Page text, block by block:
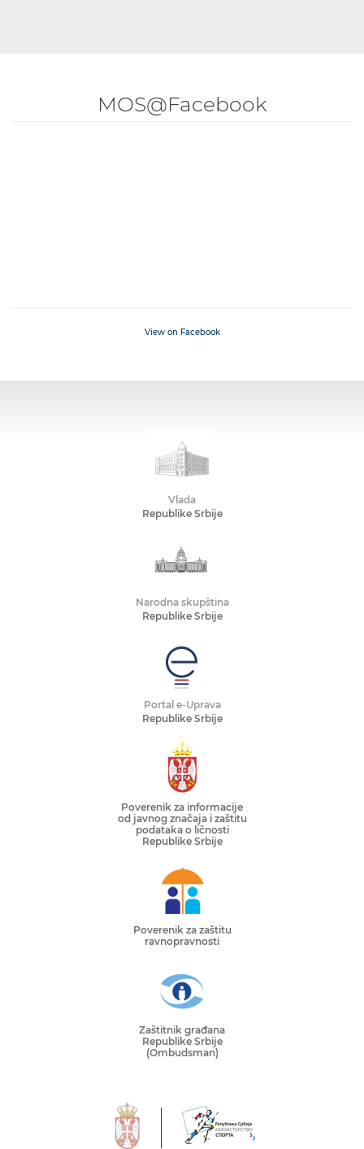
MOS@Facebook
View on Facebook
Vlada
Republike Srbije
Narodna skupština
Republike Srbije
Portal e-Uprava
Republike Srbije
Poverenik za informacije
od javnog značaja i zaštitu
podataka o ličnosti
Republike Srbije
Poverenik za zaštitu
ravnopravnosti
Zaštitnik građana
Republike Srbije
(Ombudsman)